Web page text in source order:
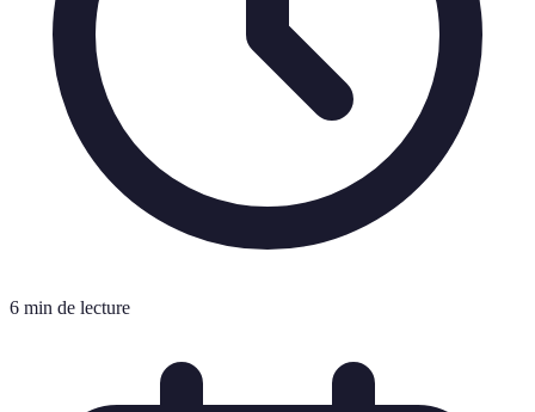
6 min de lecture